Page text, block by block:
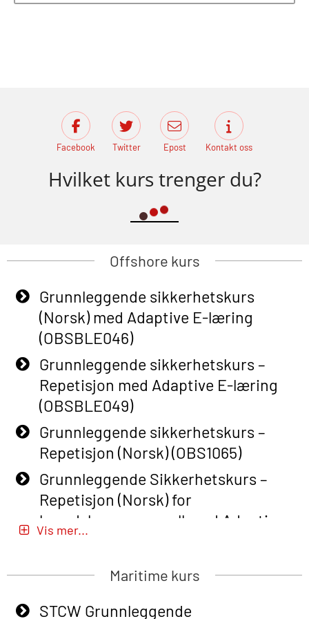
Facebook Twitter Epost Kontakt oss
Hvilket kurs trenger du?
Offshore kurs
Grunnleggende sikkerhetskurs
(Norsk) med Adaptive E-læring
(OBSBLE046)
Grunnleggende sikkerhetskurs –
Repetisjon med Adaptive E-læring
(OBSBLE049)
Grunnleggende sikkerhetskurs –
Repetisjon (Norsk) (OBS1065)
Grunnleggende Sikkerhetskurs –
Repetisjon (Norsk) for
beredskapspersonell med Adaptive
E-læring (OBSBLE051)
Basic Safety Training (English) – with
Basic Safety Training – Refresher
Vis mer...
Maritime kurs
STCW Grunnleggende